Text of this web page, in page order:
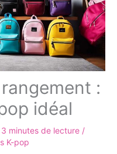
:
idéal
3 minutes de lecture /
K-pop